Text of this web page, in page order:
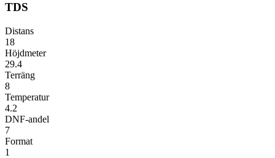
TDS
Distans
18
Höjdmeter
29.4
Terräng
8
Temperatur
4.2
DNF-andel
7
Format
1